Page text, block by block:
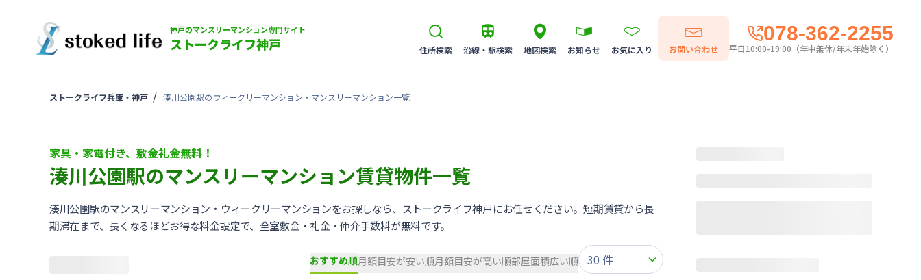
神戸のマンスリーマンション専門サイト
ストークライフ神戸 住所検索 沿線・駅検索 地図検索 お知らせ お気に入り お問い合わせ
078-362-2255
平日10:00-19:00（年中無休/年末年始除く）
ストークライフ兵庫・神戸 湊川公園駅のウィークリーマンション・マンスリーマンション一覧
家具・家電付き、敷金礼金無料！
湊川公園駅のマンスリーマンション賃貸物件一覧
湊川公園駅のマンスリーマンション・ウィークリーマンションをお探しなら、ストークライフ神戸にお任せください。短期賃貸から長
期滞在まで、長くなるほどお得な料金設定で、全室敷金・礼金・仲介手数料が無料です。
おすすめ順月額目安が安い順月額目安が高い順部屋面積広い順